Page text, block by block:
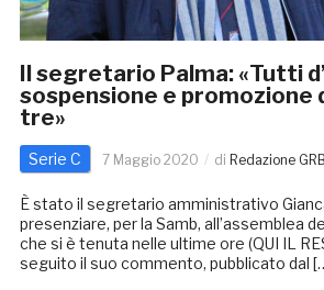
Il segretario Palma: «Tutti
sospensione e promozione
tre»
Serie C 7 Maggio 2020 di Redazione GRB
È stato il segretario amministrativo
presenziare, per la Samb, all’assemblea
che si è tenuta nelle ultime ore (QUI IL
seguito il suo commento, pubblicato dal